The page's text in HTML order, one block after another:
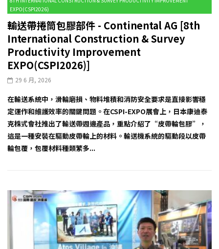
EXPO(CSPI2026)
輸送帶捲筒包膠部件 - Continental AG [8th
International Construction & Survey
Productivity Improvement
EXPO(CSPI2026)]
29 6 月, 2026
在輸送系統中，滑輪磨損、物料堆積和消防安全要求是直接影響穩
定運作和維護效率的關鍵問題。在CSPI-EXPO展會上，日本康迪泰
克株式會社推出了輸送帶週邊產品，重點介紹了“皮帶輪包膠”，
這是一種安裝在驅動皮帶輪上的材料。輸送機系統的驅動段以皮帶
輪包覆，包覆材料種類繁多...